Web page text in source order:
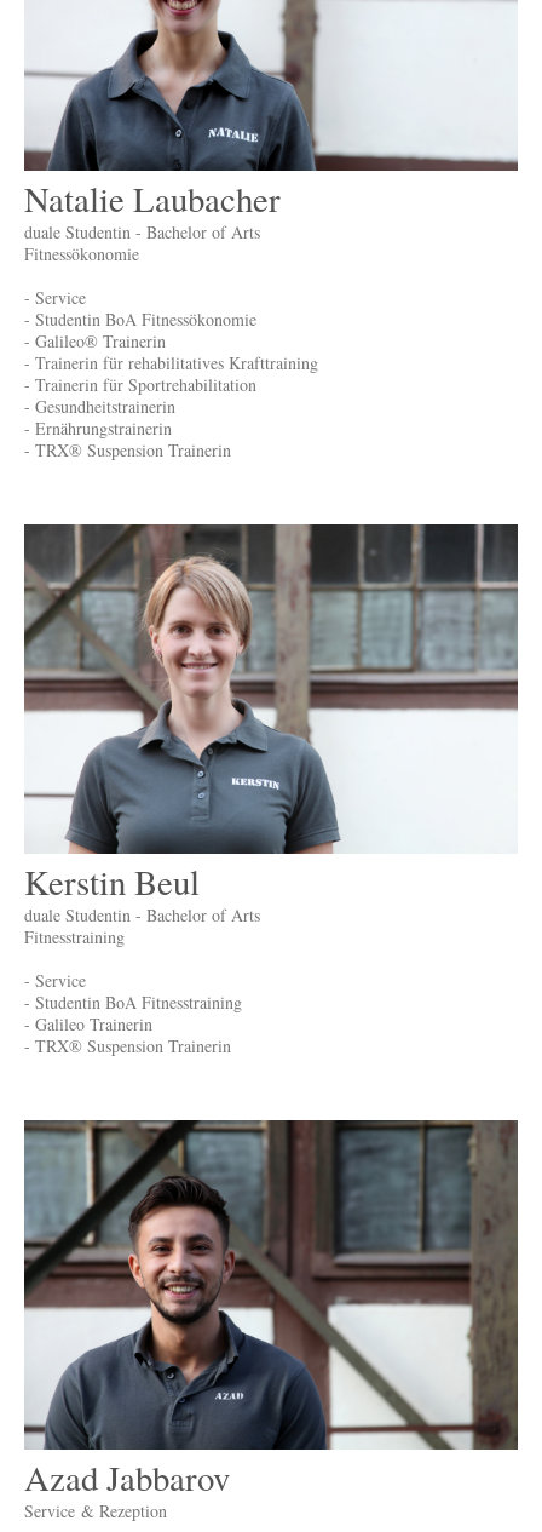
Natalie Laubacher
duale Studentin - Bachelor of Arts
Fitnessökonomie
- Service
- Studentin BoA Fitnessökonomie
- Galileo® Trainerin
- Trainerin für rehabilitatives Krafttraining
- Trainerin für Sportrehabilitation
- Gesundheitstrainerin
- Ernährungstrainerin
- TRX® Suspension Trainerin
Kerstin Beul
duale Studentin - Bachelor of Arts
Fitnesstraining
- Service
- Studentin BoA Fitnesstraining
- Galileo Trainerin
- TRX® Suspension Trainerin
Azad Jabbarov
Service & Rezeption